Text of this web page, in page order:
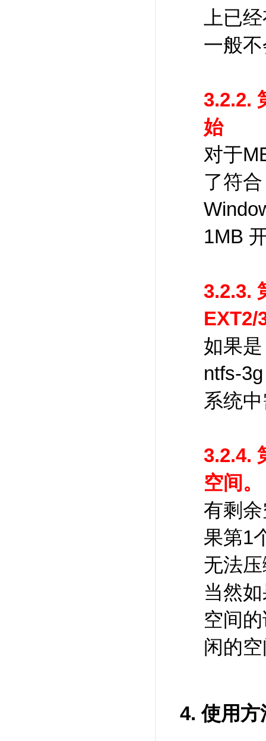
上已
一般
3.2.2.
始
对于
了符
1MB
3.2.3.
EXT2/
如果
ntfs-
系统
3.2.4.
空间。
有剩
果第1
无法
当然
空间
闲的
4. 使用方